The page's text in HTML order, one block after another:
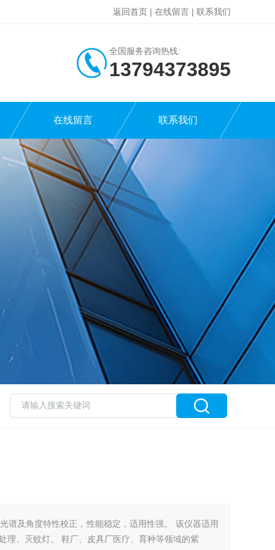
返回首页 | 在线留言 | 联系我们
全国服务咨询热线:
13794373895
在线留言 联系我们
谱及角度特性校正，性能稳定，适用性强。 该仪器适用
理、灭蚊灯、 鞋厂、皮具厂医疗、育种等领域的紫